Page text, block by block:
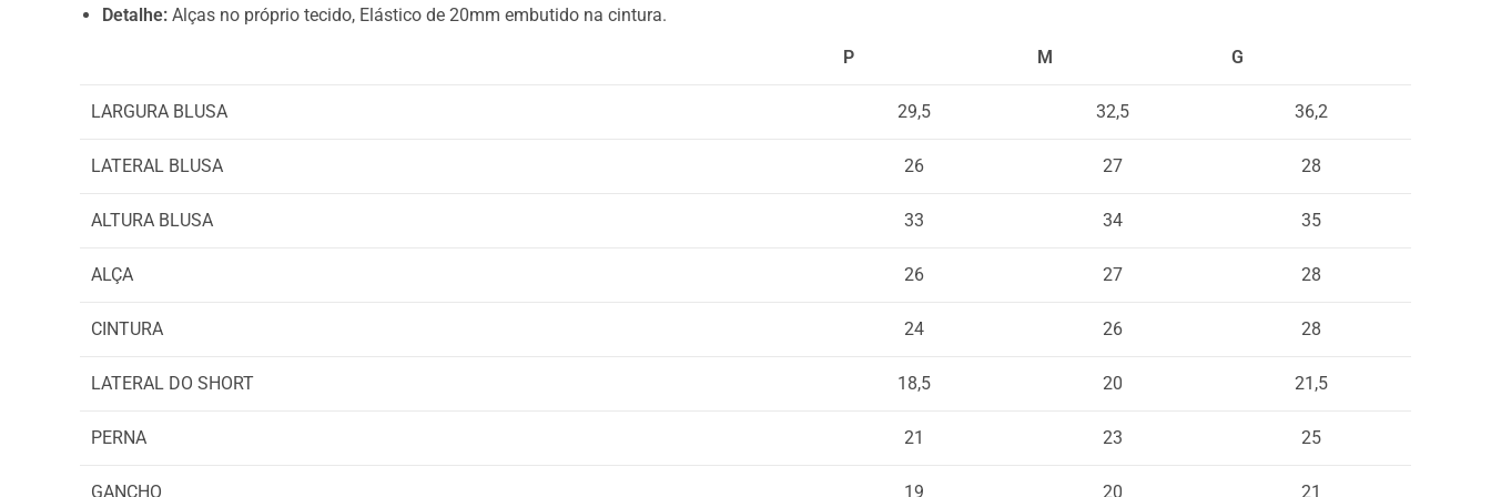
Detalhe: Alças no próprio tecido, Elástico de 20mm embutido na cintura.
P
M G
LARGURA BLUSA 29,5 32,5 36,2
LATERAL BLUSA 26 27 28
ALTURA BLUSA 33 34 35
ALÇA 26 27 28
CINTURA 24 26 28
LATERAL DO SHORT 18,5 20 21,5
PERNA 21 23 25
GANCHO 19 20 21